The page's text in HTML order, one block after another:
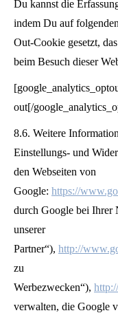
Du kannst die
indem Du auf
Out-Cookie gesetzt,
beim Besuch dieser
out[/
8.6. Weitere
Einstellungs- und
den Webseiten von
Google: https://
durch Google bei Ihrer
unserer
Partner“), http://
zu
Werbezwecken“),
verwalten, die Google